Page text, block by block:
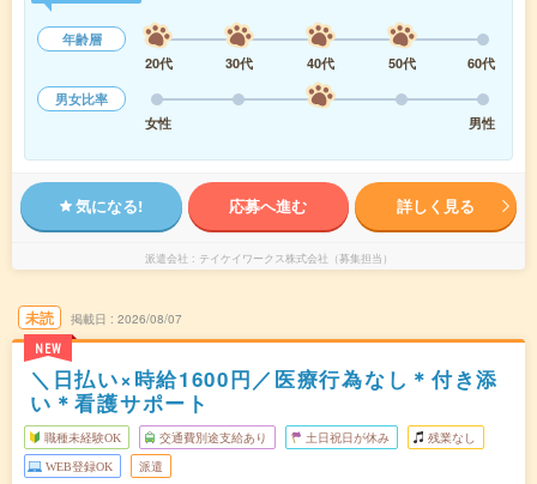
年齢層
20代
30代 40代 50代
60代
男女比率
女性
男性
気になる! 応募へ進む 詳しく見る
派遣会社 テイケイワークス株式会社（募集担当）
未読
NEW
掲載日 2026/08/07
＼日払い×時給1600円／医療行為なし＊付き添
い＊看護サポート
職種未経験OK 交通費別途支給あり 土日祝日が休み 残業なし
WEB登録OK 派遣